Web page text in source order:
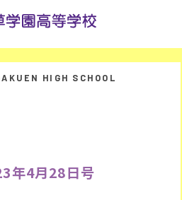
年4月28日号